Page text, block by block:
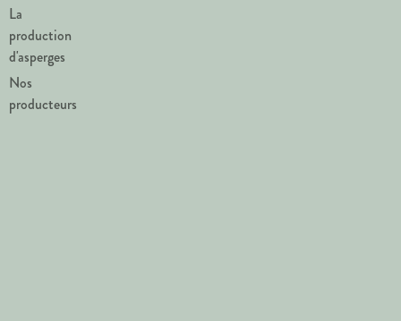
La
production
d'asperges
Nos
producteurs